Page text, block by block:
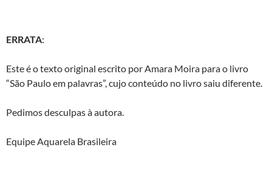
ERRATA:
Este é o texto original escrito por Amara Moira para o livro
“São Paulo em palavras”, cujo conteúdo no livro saiu diferente.
Pedimos desculpas à autora.
Equipe Aquarela Brasileira